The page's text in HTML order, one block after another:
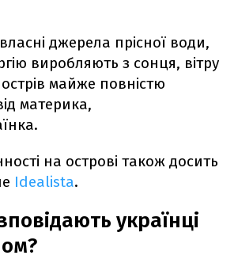
джерела прісної води,
виробляють з сонця, вітру
майже повністю
материка,
на острові також досить
Idealista.
українці